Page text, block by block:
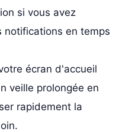
si vous avez
notifications en temps
écran d'accueil
veille prolongée en
rapidement la